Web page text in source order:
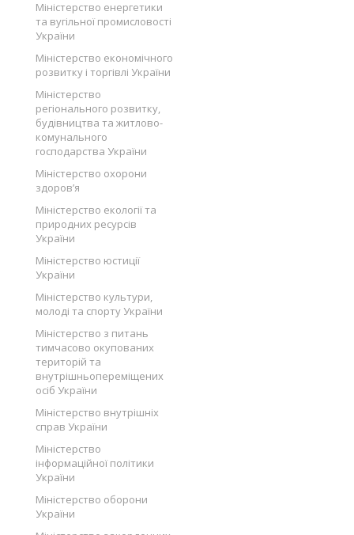
Міністерство енергетики
та вугільної промисловості
України
Міністерство економічного
розвитку і торгівлі України
Міністерство
регіонального розвитку,
будівництва та житлово-
комунального
господарства України
Міністерство охорони
здоров’я
Міністерство екології та
природних ресурсів
України
Міністерство юстиції
України
Міністерство культури,
молоді та спорту України
Міністерство з питань
тимчасово окупованих
територій та
внутрішньопереміщених
осіб України
Міністерство внутрішніх
справ України
Міністерство
інформаційної політики
України
Міністерство оборони
України